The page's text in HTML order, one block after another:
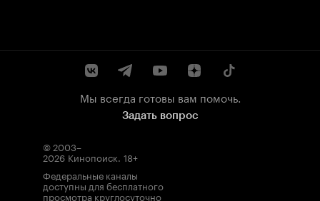
Мы всегда готовы вам помочь.
Задать вопрос
© 2003–
2026 Кинопоиск. 18+
Федеральные каналы
доступны для бесплатного
просмотра круглосуточно